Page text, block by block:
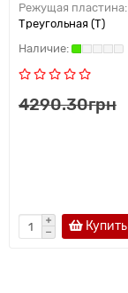
Режущая пластина:
Треугольная (T)
4290.30грн
Купить